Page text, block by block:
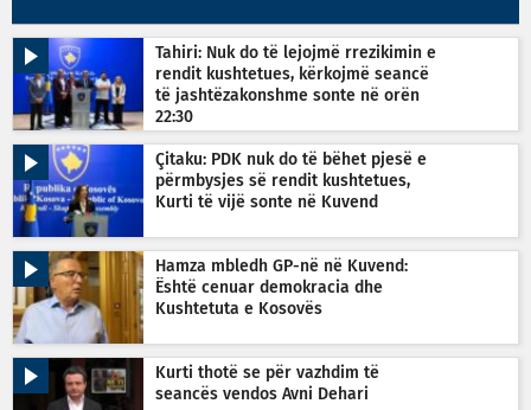
Tahiri: Nuk do të lejojmë rrezikimin e
rendit kushtetues, kërkojmë seancë
të jashtëzakonshme sonte në orën
22:30
Çitaku: PDK nuk do të bëhet pjesë e
përmbysjes së rendit kushtetues,
Kurti të vijë sonte në Kuvend
Hamza mbledh GP-në në Kuvend:
Është cenuar demokracia dhe
Kushtetuta e Kosovës
Kurti thotë se për vazhdim të
seancës vendos Avni Dehari